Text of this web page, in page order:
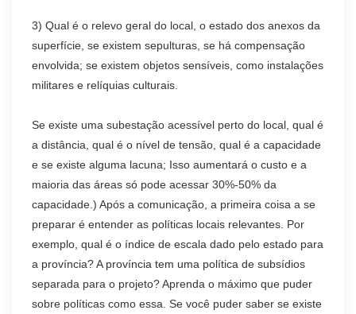
3) Qual é o relevo geral do local, o estado dos anexos da
superfície, se existem sepulturas, se há compensação
envolvida; se existem objetos sensíveis, como instalações
militares e relíquias culturais.
Se existe uma subestação acessível perto do local, qual é
a distância, qual é o nível de tensão, qual é a capacidade
e se existe alguma lacuna; Isso aumentará o custo e a
maioria das áreas só pode acessar 30%-50% da
capacidade.) Após a comunicação, a primeira coisa a se
preparar é entender as políticas locais relevantes. Por
exemplo, qual é o índice de escala dado pelo estado para
a província? A província tem uma política de subsídios
separada para o projeto? Aprenda o máximo que puder
sobre políticas como essa. Se você puder saber se existe